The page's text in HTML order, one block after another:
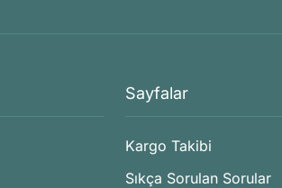
Sayfalar
Kargo Takibi
Sıkça Sorulan Sorular